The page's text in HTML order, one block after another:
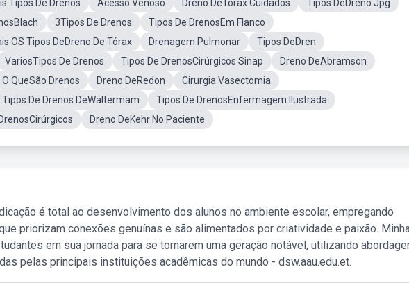
Tipos De Drenos Acesso Venoso Dreno DeTorax Cuidados
Tipos DeDreno Jpg
3Tipos De Drenos
Tipos De DrenosEm Flanco
OS Tipos DeDreno De Tórax Drenagem Pulmonar
Tipos DeDren
VariosTipos De Drenos Tipos De DrenosCirúrgicos Sinap
Dreno DeAbramson
O QueSão Drenos Dreno DeRedon
Cirurgia Vasectomia
Tipos De Drenos DeWaltermam
Tipos De DrenosEnfermagem Ilustrada
Dreno DeKehr No Paciente
é total ao desenvolvimento dos alunos no ambiente escolar, empregando
priorizam conexões genuínas e são alimentados por criatividade e paixão.
em sua jornada para se tornarem uma geração notável, utilizando
pelas principais instituições acadêmicas do mundo - dsw.aau.edu.et.